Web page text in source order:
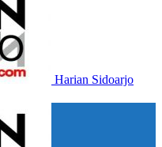
Harian Sidoarjo